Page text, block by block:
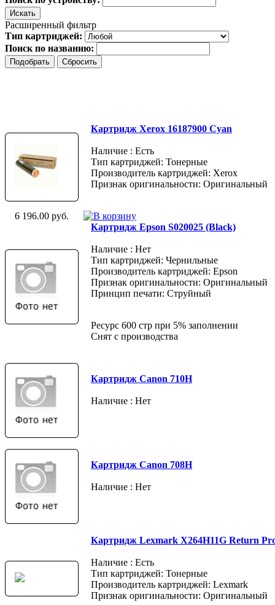
Расширенный фильтр
Тип картриджей:
Поиск по названию:
Картридж Xerox 16187900 Cyan
Наличие : Есть
Тип картриджей: Тонерные
Производитель картриджей: Xerox
Признак оригинальности: Оригинальный
6 196.00 руб.
Картридж Epson S020025 (Black)
Наличие : Нет
Тип картриджей: Чернильные
Производитель картриджей: Epson
Признак оригинальности: Оригинальный
Принцип печати: Струйный
Ресурс 600 стр при 5% заполнении
Снят с производства
Картридж Canon 710H
Наличие : Нет
Картридж Canon 708H
Наличие : Нет
Картридж Lexmark X264H11G Return
Наличие : Есть
Тип картриджей: Тонерные
Производитель картриджей: Lexmark
Признак оригинальности: Оригинальный